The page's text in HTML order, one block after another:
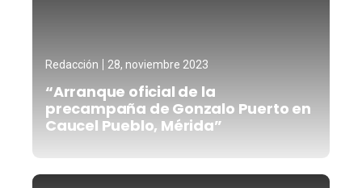
Redacción 28, noviembre 2023
“Arranque oficial de la
precampaña de Gonzalo Puerto en
Caucel Pueblo, Mérida”